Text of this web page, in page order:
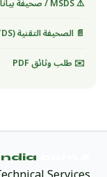
📄 الصحيفة التقنية (TDS)
✉️ طلب وثائق PDF